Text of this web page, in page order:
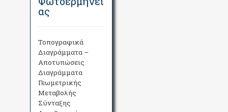
ας
Τοπογραφικά
Διαγράμματα –
Αποτυπώσεις
Διαγράμματα
Γεωμετρικής
Μεταβολής
Σύνταξης